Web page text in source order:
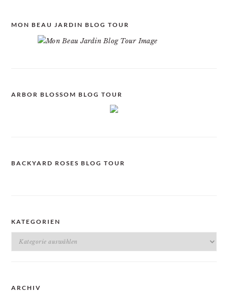
MON BEAU JARDIN BLOG TOUR
ARBOR BLOSSOM BLOG TOUR
BACKYARD ROSES BLOG TOUR
KATEGORIEN
Kategorien
ARCHIV